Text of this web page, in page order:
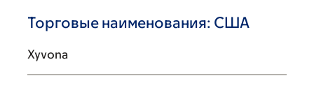
Торговые наименования: США
Xyvona